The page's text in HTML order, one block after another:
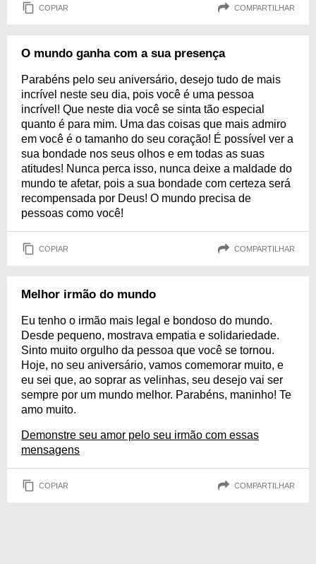
COPIAR COMPARTILHAR
O mundo ganha com a sua presença
Parabéns pelo seu aniversário, desejo tudo de mais
incrível neste seu dia, pois você é uma pessoa
incrível! Que neste dia você se sinta tão especial
quanto é para mim. Uma das coisas que mais admiro
em você é o tamanho do seu coração! É possível ver a
sua bondade nos seus olhos e em todas as suas
atitudes! Nunca perca isso, nunca deixe a maldade do
mundo te afetar, pois a sua bondade com certeza será
recompensada por Deus! O mundo precisa de
pessoas como você!
COPIAR COMPARTILHAR
Melhor irmão do mundo
Eu tenho o irmão mais legal e bondoso do mundo.
Desde pequeno, mostrava empatia e solidariedade.
Sinto muito orgulho da pessoa que você se tornou.
Hoje, no seu aniversário, vamos comemorar muito, e
eu sei que, ao soprar as velinhas, seu desejo vai ser
sempre por um mundo melhor. Parabéns, maninho! Te
amo muito.
Demonstre seu amor pelo seu irmão com essas
mensagens
COPIAR COMPARTILHAR